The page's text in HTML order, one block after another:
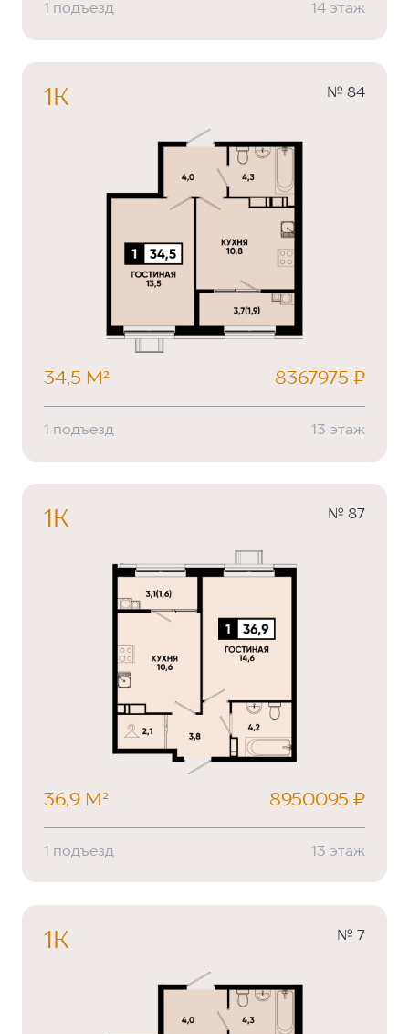
1 подъезд 14 этаж
1К № 84
34,5 М² 8367975 ₽
1 подъезд 13 этаж
1К № 87
36,9 М² 8950095 ₽
1 подъезд 13 этаж
1К № 7